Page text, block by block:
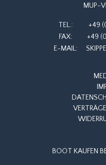
MUP-
TEL.:
+49
FAX:
+49
E-MAIL:
BOOT KAUFEN